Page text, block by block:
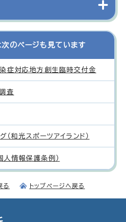
のページも見ています
症対応地方創生臨時交付金
査
和光スポーツアイランド）
人情報保護条例）
る トップページへ戻る